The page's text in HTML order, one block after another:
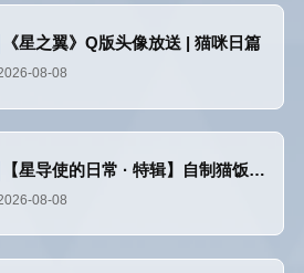
《星之翼》Q版头像放送 | 猫咪日篇
08-08
【星导使的日常 · 特辑】自制猫饭计划
08-08